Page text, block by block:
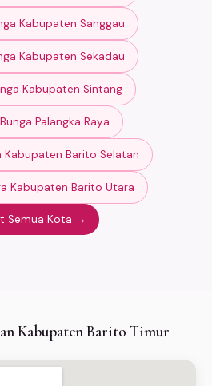
Kabupaten Sanggau
Kabupaten Sekadau
Kabupaten Sintang
Palangka Raya
Kabupaten Barito Selatan
Kabupaten Barito Utara
Semua Kota →
Kabupaten Barito Timur